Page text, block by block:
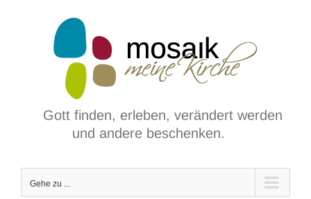
Gott finden, erleben, verändert werden
und andere beschenken.
Gehe zu ...